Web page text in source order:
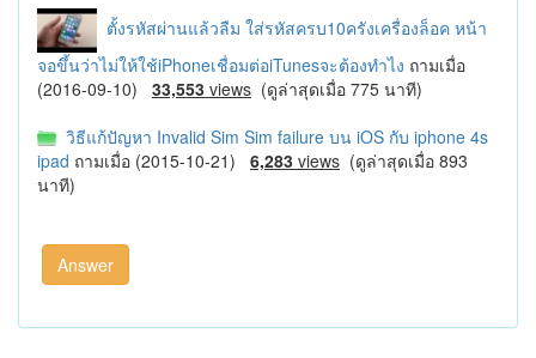
ตั้งรหัสผ่านแล้วลืม ใส่รหัสครบ10ครังเครื่องล็อค หน้า
จอขึ้นว่าไม่ให้ใช้iPhoneเชื่อมต่อiTunesจะต้องทำไง ถามเมื่อ
(2016-09-10) 33,553 views (ดูล่าสุดเมื่อ 775 นาที)
วิธีแก้ปัญหา Invalid Sim Sim failure บน iOS กับ iphone 4s
ipad ถามเมื่อ (2015-10-21) 6,283 views (ดูล่าสุดเมื่อ 893
นาที)